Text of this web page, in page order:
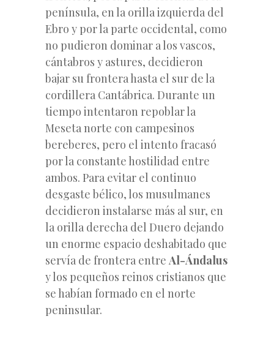
península, en la orilla izquierda del
Ebro y por la parte occidental, como
no pudieron dominar a los vascos,
cántabros y astures, decidieron
bajar su frontera hasta el sur de la
cordillera Cantábrica. Durante un
tiempo intentaron repoblar la
Meseta norte con campesinos
bereberes, pero el intento fracasó
por la constante hostilidad entre
ambos. Para evitar el continuo
desgaste bélico, los musulmanes
decidieron instalarse más al sur, en
la orilla derecha del Duero dejando
un enorme espacio deshabitado que
servía de frontera entre Al-Ándalus
y los pequeños reinos cristianos que
se habían formado en el norte
peninsular.